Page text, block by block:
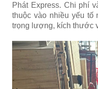
Phát Express. Chi phí
thuộc vào nhiều yếu tố
trọng lượng, kích thước